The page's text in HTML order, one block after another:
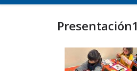
Presentación1